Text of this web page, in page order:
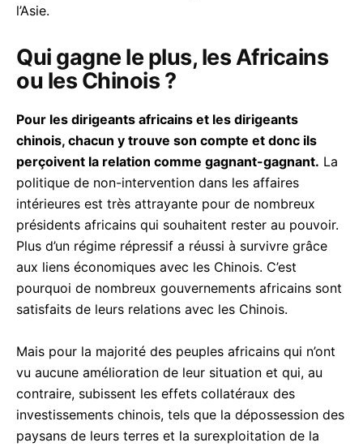
l’Asie.
Qui gagne le plus, les Africains
ou les Chinois ?
Pour les dirigeants africains et les dirigeants
chinois, chacun y trouve son compte et donc ils
perçoivent la relation comme gagnant-gagnant. La
politique de non-intervention dans les affaires
intérieures est très attrayante pour de nombreux
présidents africains qui souhaitent rester au pouvoir.
Plus d’un régime répressif a réussi à survivre grâce
aux liens économiques avec les Chinois. C’est
pourquoi de nombreux gouvernements africains sont
satisfaits de leurs relations avec les Chinois.
Mais pour la majorité des peuples africains qui n’ont
vu aucune amélioration de leur situation et qui, au
contraire, subissent les effets collatéraux des
investissements chinois, tels que la dépossession des
paysans de leurs terres et la surexploitation de la